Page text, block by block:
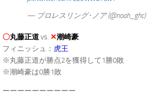
— プロレスリング･ノア (@noah_ghc)
〇丸藤正道vs. ✕潮崎豪
フィニッシュ： 虎王
※丸藤正道が勝点2を獲得して1勝0敗
※潮崎豪は0勝1敗
ーーーーーーーーーー